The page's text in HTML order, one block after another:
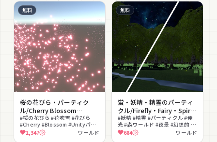
無料
桜の花びら・パーティク
ル/Cherry Blossom
Particles
#桜の花びら #花吹雪 #花びら
#Cherry #Blossom #Unityパー
ティクル #ワールド演出 #ワール
ド素材 #Prefab #Unity
1,347 ワールド
無料
蛍・妖精・精霊のパーティ
クル/Firefly・Fairy・Spirit
Particles
#妖精 #精霊 #パーティクル #発
光 #森ワールド #夜景 #幻想的 #
ファンタジー #演出 #雰囲気
684 ワールド